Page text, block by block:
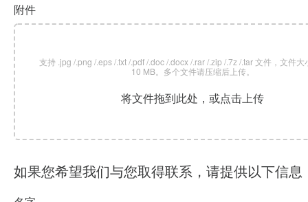
附件
支持 .jpg /.png /.eps /.txt /.pdf /.doc /.docx /.rar /.zip /.7z /.tar 文件，文件大
10 MB。多个文件请压缩后上传。
将文件拖到此处，或点击上传
如果您希望我们与您取得联系，请提供以下信息